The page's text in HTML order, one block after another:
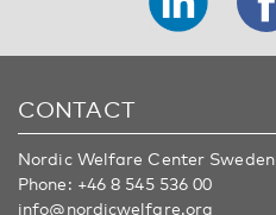
CONTACT
Nordic Welfare Center Sweden
Phone: +46 8 545 536 00
info@nordicwelfare.org